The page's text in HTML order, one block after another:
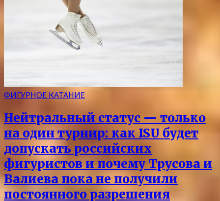
ФИГУРНОЕ КАТАНИЕ
Нейтральный статус — только
на один турнир: как ISU будет
допускать российских
фигуристов и почему Трусова и
Валиева пока не получили
постоянного разрешения